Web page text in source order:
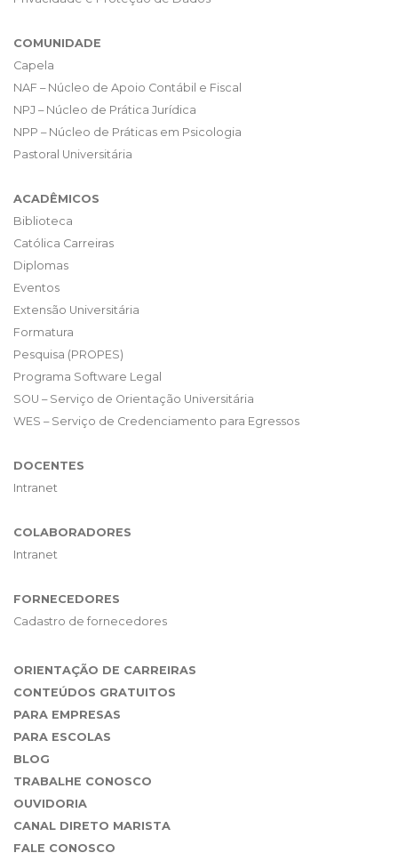
COMUNIDADE
Capela
NAF – Núcleo de Apoio Contábil e Fiscal
NPJ – Núcleo de Prática Jurídica
NPP – Núcleo de Práticas em Psicologia
Pastoral Universitária
ACADÊMICOS
Biblioteca
Católica Carreiras
Diplomas
Eventos
Extensão Universitária
Formatura
Pesquisa (PROPES)
Programa Software Legal
SOU – Serviço de Orientação Universitária
WES – Serviço de Credenciamento para Egressos
DOCENTES
Intranet
COLABORADORES
Intranet
FORNECEDORES
Cadastro de fornecedores
ORIENTAÇÃO DE CARREIRAS
CONTEÚDOS GRATUITOS
PARA EMPRESAS
PARA ESCOLAS
BLOG
TRABALHE CONOSCO
OUVIDORIA
CANAL DIRETO MARISTA
FALE CONOSCO